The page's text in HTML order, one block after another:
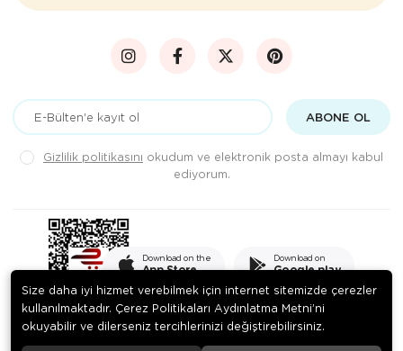
ABONE OL
Gizlilik politikasını okudum ve elektronik posta almayı kabul
ediyorum.
Download on the
App Store
Download on
Google play
© 2020PEKSADE GIDA SANAYİ VE TİCARET LİMİTED ŞİRKETİ
hakları saklıdır.
Size daha iyi hizmet verebilmek için internet sitemizde çerezler
kullanılmaktadır. Çerez Politikaları Aydınlatma Metni’ni
okuyabilir ve dilerseniz tercihlerinizi değiştirebilirsiniz.